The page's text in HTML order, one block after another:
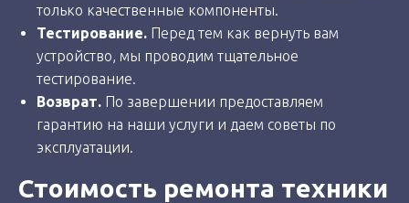
только качественные компоненты.
Тестирование. Перед тем как вернуть вам
устройство, мы проводим тщательное
тестирование.
Возврат. По завершении предоставляем
гарантию на наши услуги и даем советы по
эксплуатации.
Стоимость ремонта техники